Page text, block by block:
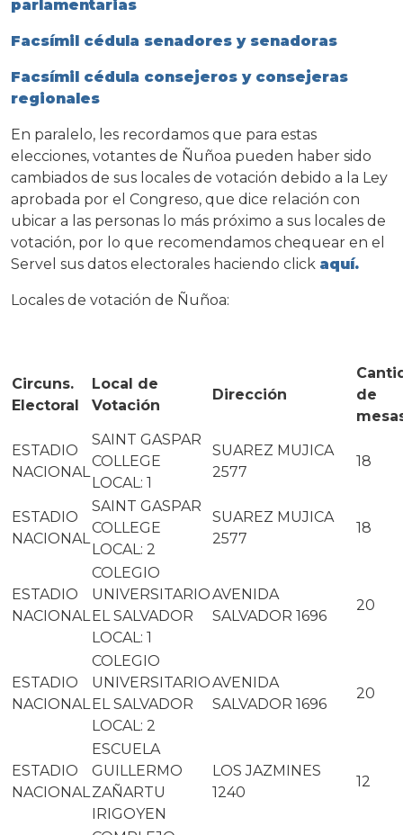
parlamentarias
Facsímil cédula senadores y senadoras
Facsímil cédula consejeros y consejeras
regionales
En paralelo, les recordamos que para estas
elecciones, votantes de Ñuñoa pueden haber sido
cambiados de sus locales de votación debido a la Ley
aprobada por el Congreso, que dice relación con
ubicar a las personas lo más próximo a sus locales de
votación, por lo que recomendamos chequear en el
Servel sus datos electorales haciendo click aquí.
Locales de votación de Ñuñoa:
Circuns.
Electoral
Local de
Votación
Dirección
de
ESTADIO
NACIONAL
SAINT GASPAR
COLLEGE
LOCAL: 1
SUAREZ MUJICA
2577
18
ESTADIO
NACIONAL
SAINT GASPAR
COLLEGE
LOCAL: 2
SUAREZ MUJICA
2577
18
ESTADIO
NACIONAL
COLEGIO
UNIVERSITARIO
EL SALVADOR
LOCAL: 1
AVENIDA
SALVADOR 1696
20
ESTADIO
NACIONAL
COLEGIO
UNIVERSITARIO
EL SALVADOR
LOCAL: 2
AVENIDA
SALVADOR 1696
20
ESTADIO
NACIONAL
ESCUELA
GUILLERMO
ZAÑARTU
IRIGOYEN
LOS JAZMINES
1240
12